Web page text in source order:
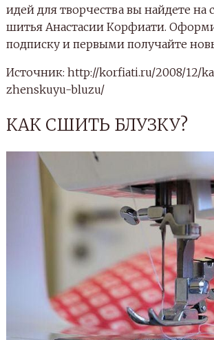
идей для творчества вы найдете на
шитья Анастасии Корфиати.
подписку и первыми получайте
Источник: http://korfiati.ru/2008/12/
zhenskuyu-bluzu/
КАК СШИТЬ БЛУЗКУ?